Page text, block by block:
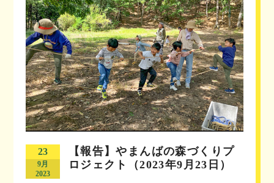
23
9月
2023
【報告】やまんばの森づくりプ
ロジェクト（2023年9月23日）